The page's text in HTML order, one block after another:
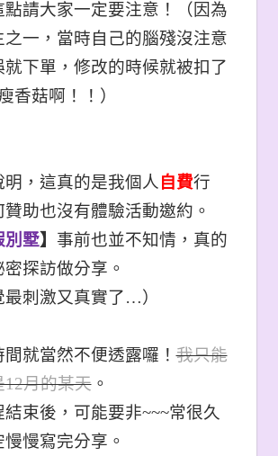
請大家一定要注意！（因為
之一，當時自己的腦殘沒注意
就下單，修改的時候就被扣了
香菇啊！！ ）
明，這真的是我個人 自費行
助也沒有體驗活動邀約。
別墅】 事前也並不知情，真的
密探訪做分享。
最刺激又真實了…）
間就當然不便透露囉！我只能
月的某天。
束後，可能要非~~~常很久
慢寫完分享。